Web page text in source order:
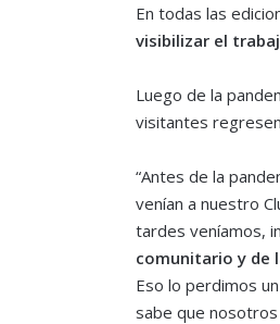
En todas las
visibilizar el
Luego de la
visitantes
“Antes de la
venían a nuestro
tardes veníamos,
comunitario y de
Eso lo perdimos
sabe que